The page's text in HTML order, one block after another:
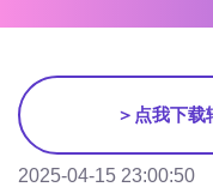
＞点我下载
2025-04-15 23:00:50